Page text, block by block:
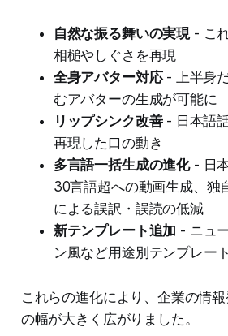
自然な振る舞いの実現- こ
相槌やしぐさを再現
全身アバター対応- 上半身
むアバターの生成が可能に
リップシンク改善- 日本語
再現した口の動き
多言語一括生成の進化- 日
30言語超への動画生成、独
による誤訳・誤読の低減
新テンプレート追加 - ニュ
ン風など用途別テンプレー
これらの進化により、企業の情
の幅が大きく広がりました。